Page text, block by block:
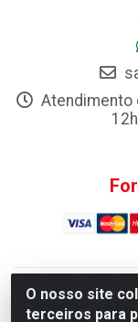
O nosso site
terceiros para
Atendimento
Atacadao da
Distribuicao